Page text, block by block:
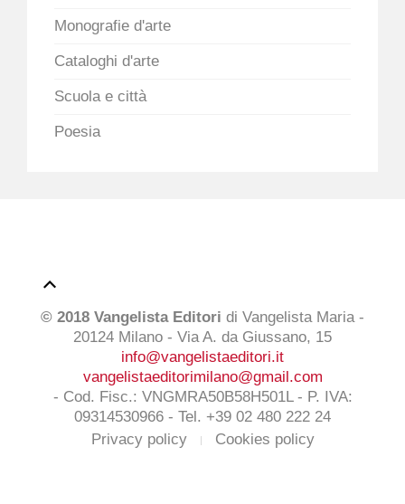
Monografie d'arte
Cataloghi d'arte
Scuola e città
Poesia
© 2018 Vangelista Editori di Vangelista Maria -
20124 Milano - Via A. da Giussano, 15
info@vangelistaeditori.it
vangelistaeditorimilano@gmail.com
- Cod. Fisc.: VNGMRA50B58H501L - P. IVA:
09314530966 - Tel. +39 02 480 222 24
Privacy policy
Cookies policy